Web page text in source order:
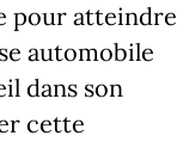
pour atteindre
automobile
dans son
cette